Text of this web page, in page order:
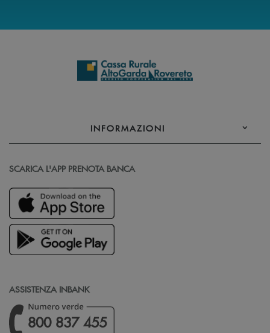
INFORMAZIONI
SCARICA L'APP PRENOTA BANCA
ASSISTENZA INBANK
800 837 455